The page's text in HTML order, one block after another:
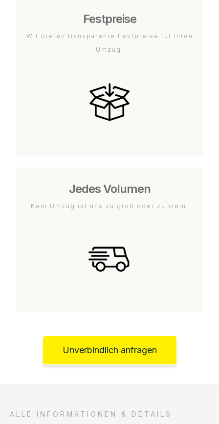
Festpreise
Wir bieten transparente Festpreise für Ihren
Umzug.
Jedes Volumen
Kein Umzug ist uns zu groß oder zu klein.
Unverbindlich anfragen
ALLE INFORMATIONEN & DETAILS